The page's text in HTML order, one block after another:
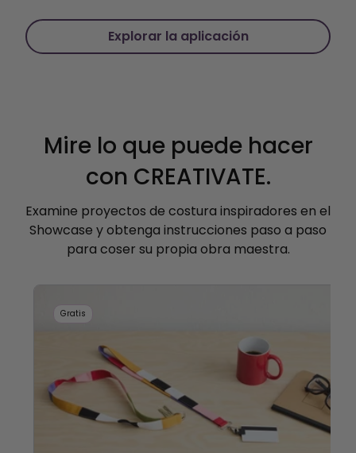
Explorar la aplicación
Mire lo que puede hacer
con CREATIVATE.
Examine proyectos de costura inspiradores en el
Showcase y obtenga instrucciones paso a paso
para coser su propia obra maestra.
Gratis